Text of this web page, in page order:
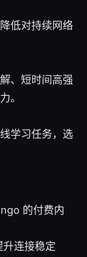
低对持续网络
、短时间高强
。
学习任务，选
的付费内
连接稳定